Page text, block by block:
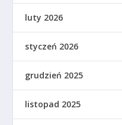
luty 2026
styczeń 2026
grudzień 2025
listopad 2025